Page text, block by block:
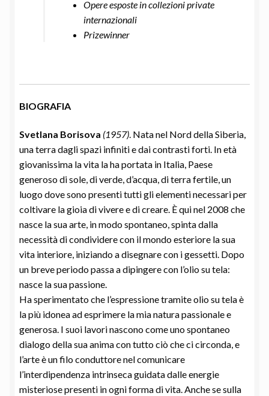
Opere esposte in collezioni private
internazionali
Prizewinner
BIOGRAFIA
Svetlana Borisova (1957). Nata nel Nord della Siberia,
una terra dagli spazi infiniti e dai contrasti forti. In età
giovanissima la vita la ha portata in Italia, Paese
generoso di sole, di verde, d’acqua, di terra fertile, un
luogo dove sono presenti tutti gli elementi necessari per
coltivare la gioia di vivere e di creare. È qui nel 2008 che
nasce la sua arte, in modo spontaneo, spinta dalla
necessità di condividere con il mondo esteriore la sua
vita interiore, iniziando a disegnare con i gessetti. Dopo
un breve periodo passa a dipingere con l’olio su tela:
nasce la sua passione.
Ha sperimentato che l’espressione tramite olio su tela è
la più idonea ad esprimere la mia natura passionale e
generosa. I suoi lavori nascono come uno spontaneo
dialogo della sua anima con tutto ciò che ci circonda, e
l’arte è un filo conduttore nel comunicare
l’interdipendenza intrinseca guidata dalle energie
misteriose presenti in ogni forma di vita. Anche se sulla